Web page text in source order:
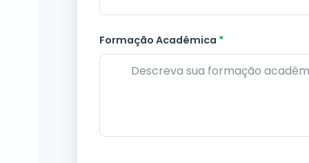
Formação Acadêmica *